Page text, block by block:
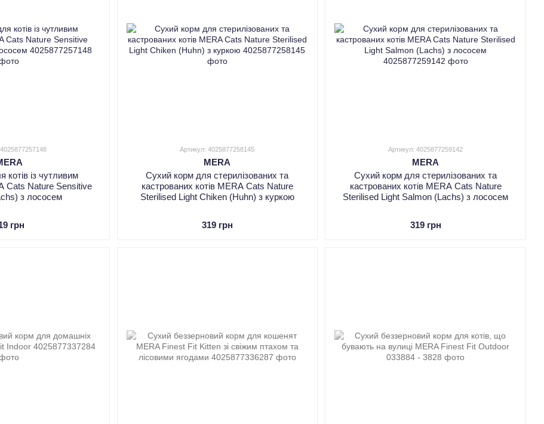
котів із чутливим
Cats Nature Sensitive
з лососем
грн
Артикул: 4025877258145
MERA
Сухий корм для стерилізованих та
кастрованих котів MERA Cats Nature
Sterilised Light Chiken (Huhn) з куркою
319 грн
Артикул: 4025877259142
MERA
Сухий корм для стерилізованих та
кастрованих котів MERA Cats Nature
Sterilised Light Salmon (Lachs) з лососем
319 грн